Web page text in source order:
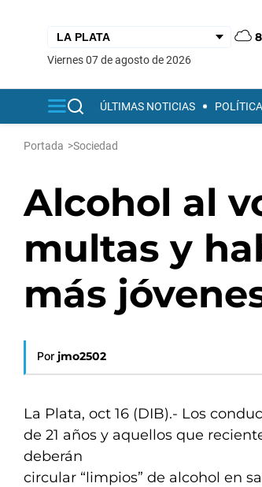
viernes 07 de agosto de 2026
ÚLTIMAS NOTICIAS POLÍTICA
Portada >Sociedad
Alcohol al
multas y
más
Por jmo2502
La Plata, oct 16 (DIB).- Los
de 21 años y aquellos que
deberán
circular “limpios” de alcohol en